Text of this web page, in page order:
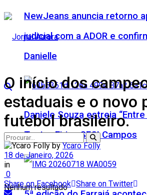
NewJeans anuncia retorno
judicial com a ADOR e
Danielle
Daniele Souza estreia “Entre
Teatro Firjan SESI Campos
Nenhum resultado
O início dos
estaduais e o novo
futebol brasileiro.
by Ycaro Folly
18 de Janeiro, 2026
in
0
Share on Facebook Share on Twitter